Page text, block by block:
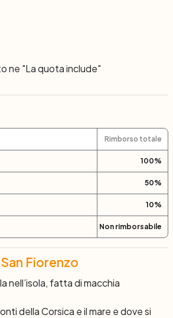
ne "La quota include"
Rimborso totale
100%
50%
10%
Non rimborsabile
Fiorenzo
nell’isola, fatta di macchia
della Corsica e il mare e dove si